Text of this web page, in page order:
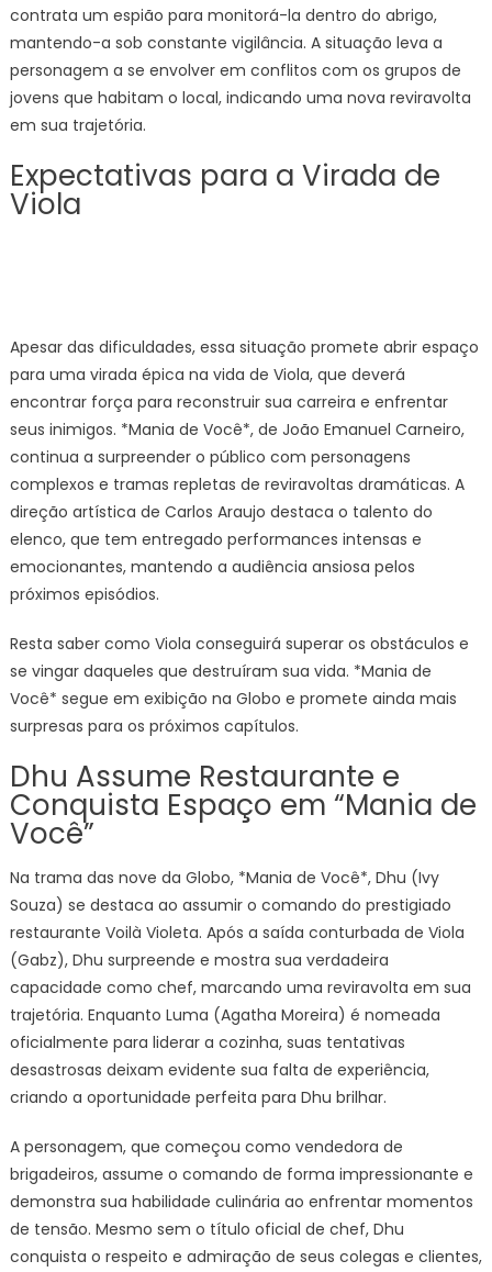
contrata um espião para monitorá-la dentro do abrigo,
mantendo-a sob constante vigilância. A situação leva a
personagem a se envolver em conflitos com os grupos de
jovens que habitam o local, indicando uma nova reviravolta
em sua trajetória.
Expectativas para a Virada de
Viola
Apesar das dificuldades, essa situação promete abrir espaço
para uma virada épica na vida de Viola, que deverá
encontrar força para reconstruir sua carreira e enfrentar
seus inimigos. *Mania de Você*, de João Emanuel Carneiro,
continua a surpreender o público com personagens
complexos e tramas repletas de reviravoltas dramáticas. A
direção artística de Carlos Araujo destaca o talento do
elenco, que tem entregado performances intensas e
emocionantes, mantendo a audiência ansiosa pelos
próximos episódios.
Resta saber como Viola conseguirá superar os obstáculos e
se vingar daqueles que destruíram sua vida. *Mania de
Você* segue em exibição na Globo e promete ainda mais
surpresas para os próximos capítulos.
Dhu Assume Restaurante e
Conquista Espaço em “Mania de
Você”
Na trama das nove da Globo, *Mania de Você*, Dhu (Ivy
Souza) se destaca ao assumir o comando do prestigiado
restaurante Voilà Violeta. Após a saída conturbada de Viola
(Gabz), Dhu surpreende e mostra sua verdadeira
capacidade como chef, marcando uma reviravolta em sua
trajetória. Enquanto Luma (Agatha Moreira) é nomeada
oficialmente para liderar a cozinha, suas tentativas
desastrosas deixam evidente sua falta de experiência,
criando a oportunidade perfeita para Dhu brilhar.
A personagem, que começou como vendedora de
brigadeiros, assume o comando de forma impressionante e
demonstra sua habilidade culinária ao enfrentar momentos
de tensão. Mesmo sem o título oficial de chef, Dhu
conquista o respeito e admiração de seus colegas e clientes,